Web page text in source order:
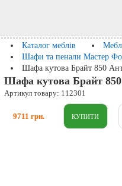
Каталог меблів
Шафи та пенали Мастер
Шафа кутова Брайт 850
Шафа кутова Брайт
Артикул товару: 112301
9711 грн.